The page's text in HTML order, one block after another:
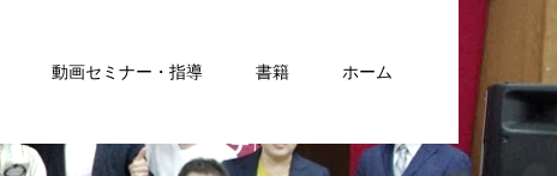
動画セミナー・指導 書籍 ホーム